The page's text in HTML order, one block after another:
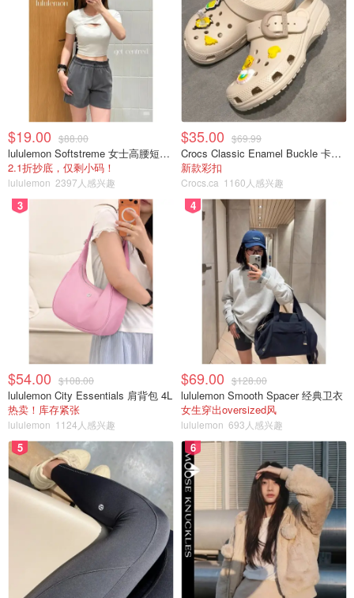
$19.00 $88.00
lululemon Softstreme 女士高腰短裤 10cm
2.1折抄底，仅剩小码！
lululemon 2397人感兴趣
$35.00 $69.99
Crocs Classic Enamel Buckle 卡骆驰布扣便鞋
新款彩扣
Crocs.ca 1160人感兴趣
3
$54.00 $108.00
lululemon City Essentials 肩背包 4L
热卖！库存紧张
lululemon 1124人感兴趣
4
$69.00 $128.00
lululemon Smooth Spacer 经典卫衣
女生穿出oversized风
lululemon 693人感兴趣
5 6